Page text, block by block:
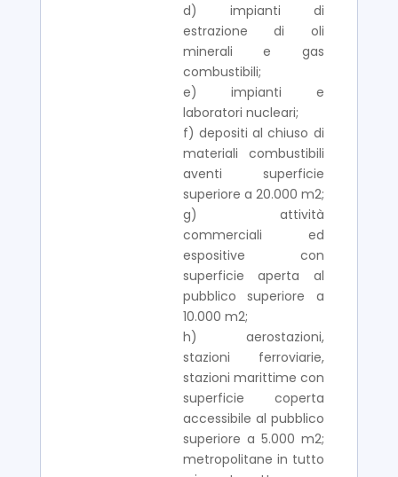
d) impianti di
estrazione di oli
minerali e gas
combustibili;
e) impianti e
laboratori nucleari;
f) depositi al chiuso di
materiali combustibili
aventi superficie
superiore a 20.000 m2;
g) attività
commerciali ed
espositive con
superficie aperta al
pubblico superiore a
10.000 m2;
h) aerostazioni,
stazioni ferroviarie,
stazioni marittime con
superficie coperta
accessibile al pubblico
superiore a 5.000 m2;
metropolitane in tutto